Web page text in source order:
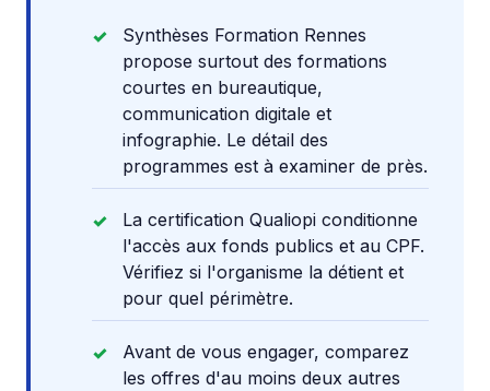
Synthèses Formation Rennes
propose surtout des formations
courtes en bureautique,
communication digitale et
infographie. Le détail des
programmes est à examiner de près.
La certification Qualiopi conditionne
l'accès aux fonds publics et au CPF.
Vérifiez si l'organisme la détient et
pour quel périmètre.
Avant de vous engager, comparez
les offres d'au moins deux autres